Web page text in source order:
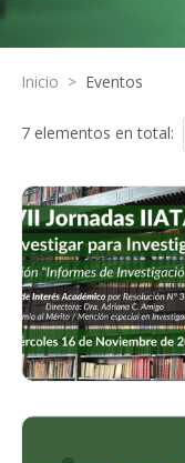
Inicio > Eventos
7 elementos en total: